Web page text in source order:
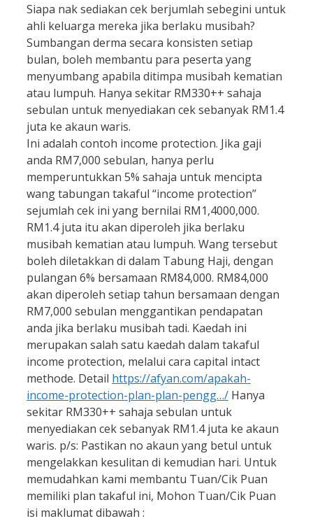
Siapa nak sediakan cek berjumlah sebegini untuk
ahli keluarga mereka jika berlaku musibah?
Sumbangan derma secara konsisten setiap
bulan, boleh membantu para peserta yang
menyumbang apabila ditimpa musibah kematian
atau lumpuh. Hanya sekitar RM330++ sahaja
sebulan untuk menyediakan cek sebanyak RM1.4
juta ke akaun waris.
Ini adalah contoh income protection. Jika gaji
anda RM7,000 sebulan, hanya perlu
memperuntukkan 5% sahaja untuk mencipta
wang tabungan takaful “income protection”
sejumlah cek ini yang bernilai RM1,4000,000.
RM1.4 juta itu akan diperoleh jika berlaku
musibah kematian atau lumpuh. Wang tersebut
boleh diletakkan di dalam Tabung Haji, dengan
pulangan 6% bersamaan RM84,000. RM84,000
akan diperoleh setiap tahun bersamaan dengan
RM7,000 sebulan menggantikan pendapatan
anda jika berlaku musibah tadi. Kaedah ini
merupakan salah satu kaedah dalam takaful
income protection, melalui cara capital intact
methode. Detail https://afyan.com/apakah-
income-protection-plan-plan-pengg…/ Hanya
sekitar RM330++ sahaja sebulan untuk
menyediakan cek sebanyak RM1.4 juta ke akaun
waris. p/s: Pastikan no akaun yang betul untuk
mengelakkan kesulitan di kemudian hari. Untuk
memudahkan kami membantu Tuan/Cik Puan
memiliki plan takaful ini, Mohon Tuan/Cik Puan
isi maklumat dibawah :